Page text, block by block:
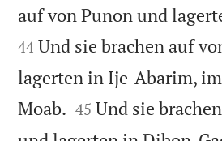
auf von Punon und
44 Und sie brachen auf
lagerten in Ije-Abarim,
Moab. 

45 Und sie